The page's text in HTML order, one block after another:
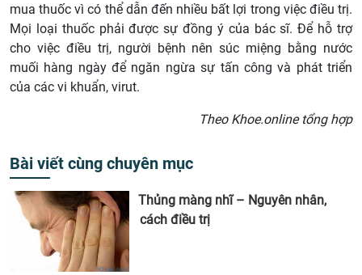
mua thuốc vì có thể dẫn đến nhiều bất lợi trong việc điều trị.
Mọi loại thuốc phải được sự đồng ý của bác sĩ. Để hỗ trợ
cho việc điều trị, người bệnh nên súc miệng bằng nước
muối hàng ngày để ngăn ngừa sự tấn công và phát triển
của các vi khuẩn, virut.
Theo Khoe.online tổng hợp
Bài viết cùng chuyên mục
Thủng màng nhĩ – Nguyên nhân,
cách điều trị